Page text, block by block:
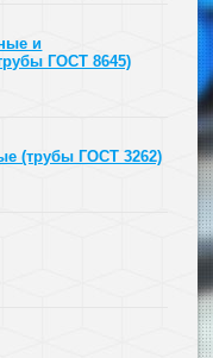
и
ГОСТ 8645)
(трубы ГОСТ 3262)